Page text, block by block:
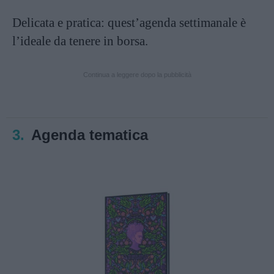
Delicata e pratica: quest’agenda settimanale è
l’ideale da tenere in borsa.
3. Agenda tematica